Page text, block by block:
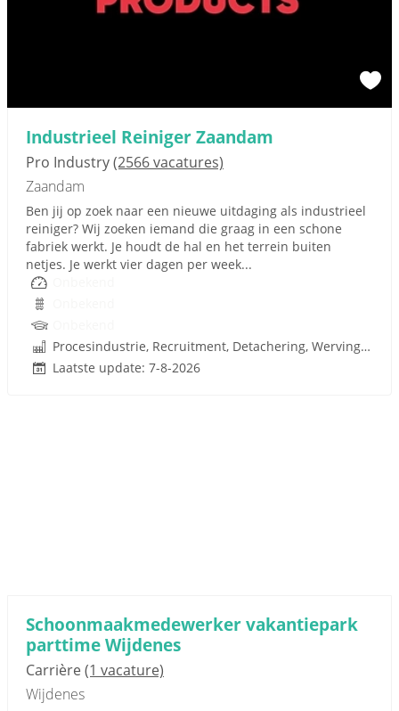
Industrieel Reiniger Zaandam
Pro Industry(2566 vacatures)
Zaandam
Ben jij op zoek naar een nieuwe uitdaging als industrieel
reiniger? Wij zoeken iemand die graag in een schone
fabriek werkt. Je houdt de hal en het terrein buiten
netjes. Je werkt vier dagen per week...
Procesindustrie, Recruitment, Detachering, Werving en Selectie
Laatste update: 7-8-2026
Schoonmaakmedewerker vakantiepark
parttime Wijdenes
Carrière(1 vacature)
Wijdenes